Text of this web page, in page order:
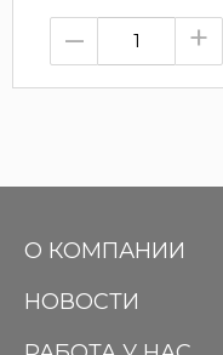
– +
О КОМПАНИИ
НОВОСТИ